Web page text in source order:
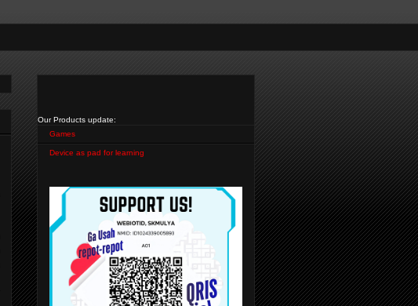
Our Products update:
Games
Device as pad for learning